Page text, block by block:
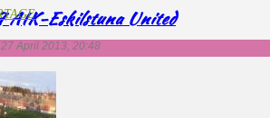
AIK-Eskilstuna United
April 2013, 20:48